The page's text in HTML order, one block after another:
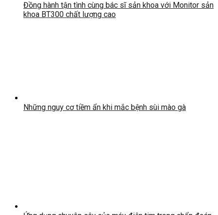
Đồng hành tận tình cùng bác sĩ sản khoa với Monitor sản
khoa BT300 chất lượng cao
Những nguy cơ tiềm ẩn khi mắc bệnh sùi mào gà